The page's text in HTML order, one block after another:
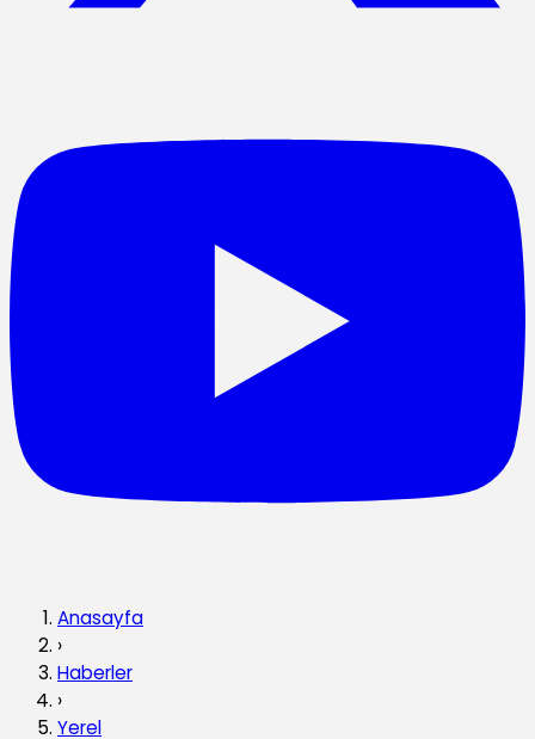
Anasayfa
›
Haberler
›
Yerel